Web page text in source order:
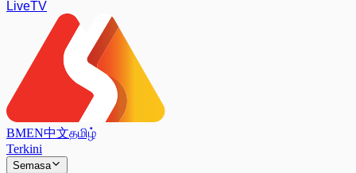
LiveTV
BMEN中文தமிழ்
Terkini
Semasa